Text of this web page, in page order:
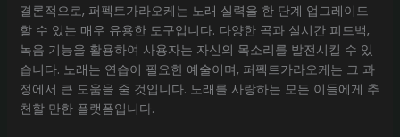
결론적으로, 퍼펙트가라오케는 노래 실력을 한 단계 업그레이드
할 수 있는 매우 유용한 도구입니다. 다양한 곡과 실시간 피드백,
녹음 기능을 활용하여 사용자는 자신의 목소리를 발전시킬 수 있
습니다. 노래는 연습이 필요한 예술이며, 퍼펙트가라오케는 그 과
정에서 큰 도움을 줄 것입니다. 노래를 사랑하는 모든 이들에게 추
천할 만한 플랫폼입니다.